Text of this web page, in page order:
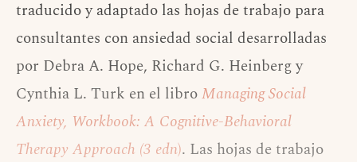
traducido y adaptado las hojas de trabajo para
consultantes con ansiedad social desarrolladas
por Debra A. Hope, Richard G. Heinberg y
Cynthia L. Turk en el libroManaging Social
Anxiety, Workbook: A Cognitive-Behavioral
Therapy Approach (3 edn). Las hojas de trabajo